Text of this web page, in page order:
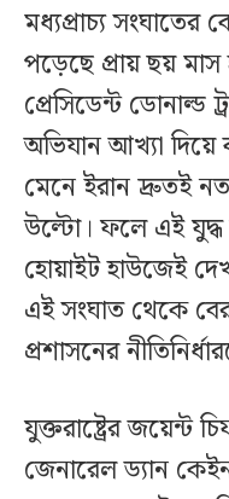
মধ্যপ্রাচ্য সংঘাতের
পড়েছে প্রায় ছয়
প্রেসিডেন্ট
অভিযান আখ্যা দিয়ে
মেনে ইরান দ্রুতই
উল্টো। ফলে এই যুদ্ধ
হোয়াইট হাউজেই
এই সংঘাত থেকে
প্রশাসনের
যুক্তরাষ্ট্রের জয়েন্ট
জেনারেল ড্যান